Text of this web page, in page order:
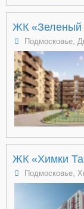
ЖК «Зеленый
Подмосковье,
ЖК «Химки
Подмосковье,